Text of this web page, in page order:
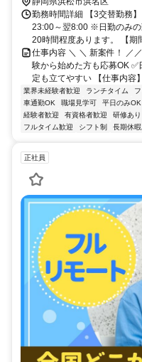
勤務時間詳細 【3交替勤
23:00～翌8:00 ※日勤のみ
20時間程度あります。 【期
仕事内容 ＼ ＼ 新案件！ ／
験から始めた方も応募OK
定も立てやすい 【仕事内容
業界未経験者歓迎 ランチタイム
車通勤OK
職場見学可 平日のみOK
経験者歓迎
有資格者歓迎 研修あり
フルタイム歓迎
シフト制 長期休暇
正社員